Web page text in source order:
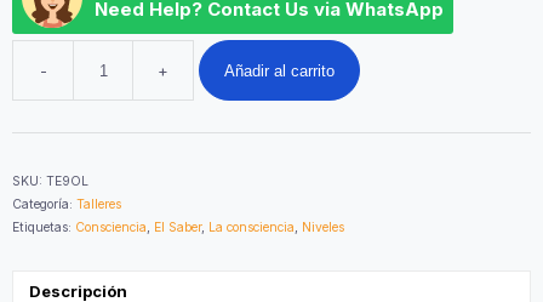
Need Help? Contact Us via WhatsApp
-
Taller
9
+ Añadir al carrito
SKU: TE9OL
Categoría: Talleres
Etiquetas: Consciencia, El Saber, La consciencia, Niveles
Descripción